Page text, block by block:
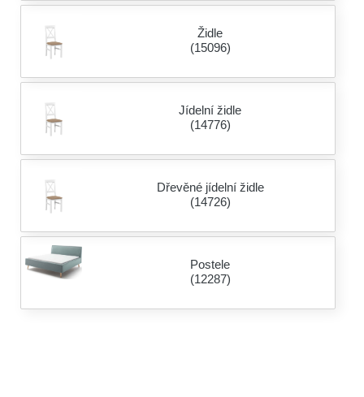
Židle
(15096)
Jídelní židle
(14776)
Dřevěné jídelní židle
(14726)
Postele
(12287)